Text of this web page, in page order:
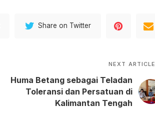
Share on Twitter
NEXT ARTICLE
Huma Betang sebagai Teladan
Toleransi dan Persatuan di
Kalimantan Tengah